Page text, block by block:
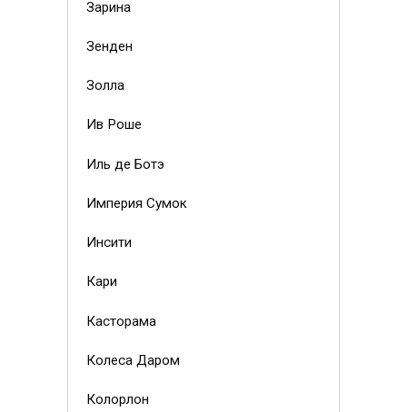
Зарина
Зенден
Золла
Ив Роше
Иль де Ботэ
Империя Сумок
Инсити
Кари
Касторама
Колеса Даром
Колорлон